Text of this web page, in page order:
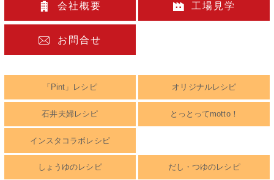
会社概要 工場見学
お問合せ
「Pint」レシピ オリジナルレシピ
石井夫婦レシピ とっとってmotto！
インスタコラボレシピ
しょうゆのレシピ だし・つゆのレシピ